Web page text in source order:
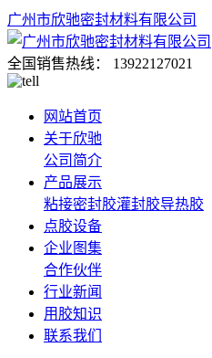
广州市欣驰密封材料有限公司
全国销售热线： 13922127021
网站首页
关于欣驰
公司简介
产品展示
粘接密封胶灌封胶导热胶
点胶设备
企业图集
合作伙伴
行业新闻
用胶知识
联系我们